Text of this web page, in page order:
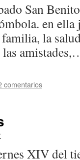
San
en
la
las
comentarios
XIV del